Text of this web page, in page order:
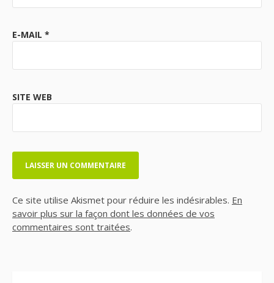
E-MAIL *
SITE WEB
Ce site utilise Akismet pour réduire les indésirables. En
savoir plus sur la façon dont les données de vos
commentaires sont traitées.